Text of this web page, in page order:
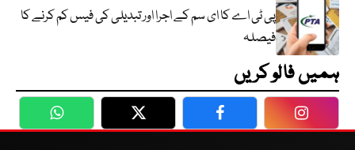
پی ٹی اے کا ای سم کے اجرا اور تبدیلی کی فیس کم کرنے کا
فیصلہ
ہمیں فالو کریں
WhatsApp Twitter Facebook